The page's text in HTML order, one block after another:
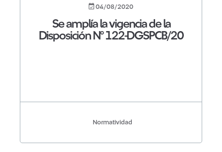
04/08/2020
Se amplía la vigencia de la
Disposición N° 122-DGSPCB/20
Normatividad